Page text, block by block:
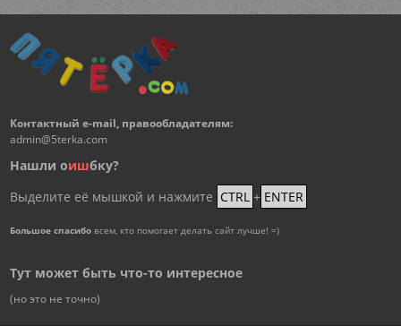
Контактный e-mail, правообладателям:
admin@5terka.com
Нашли оишбку?
Выделите её мышкой и нажмите CTRL + ENTER
Большое спасибовсем, кто помогает делать сайт лучше! =)
Тут может быть что-то интересное
(но это не точно)